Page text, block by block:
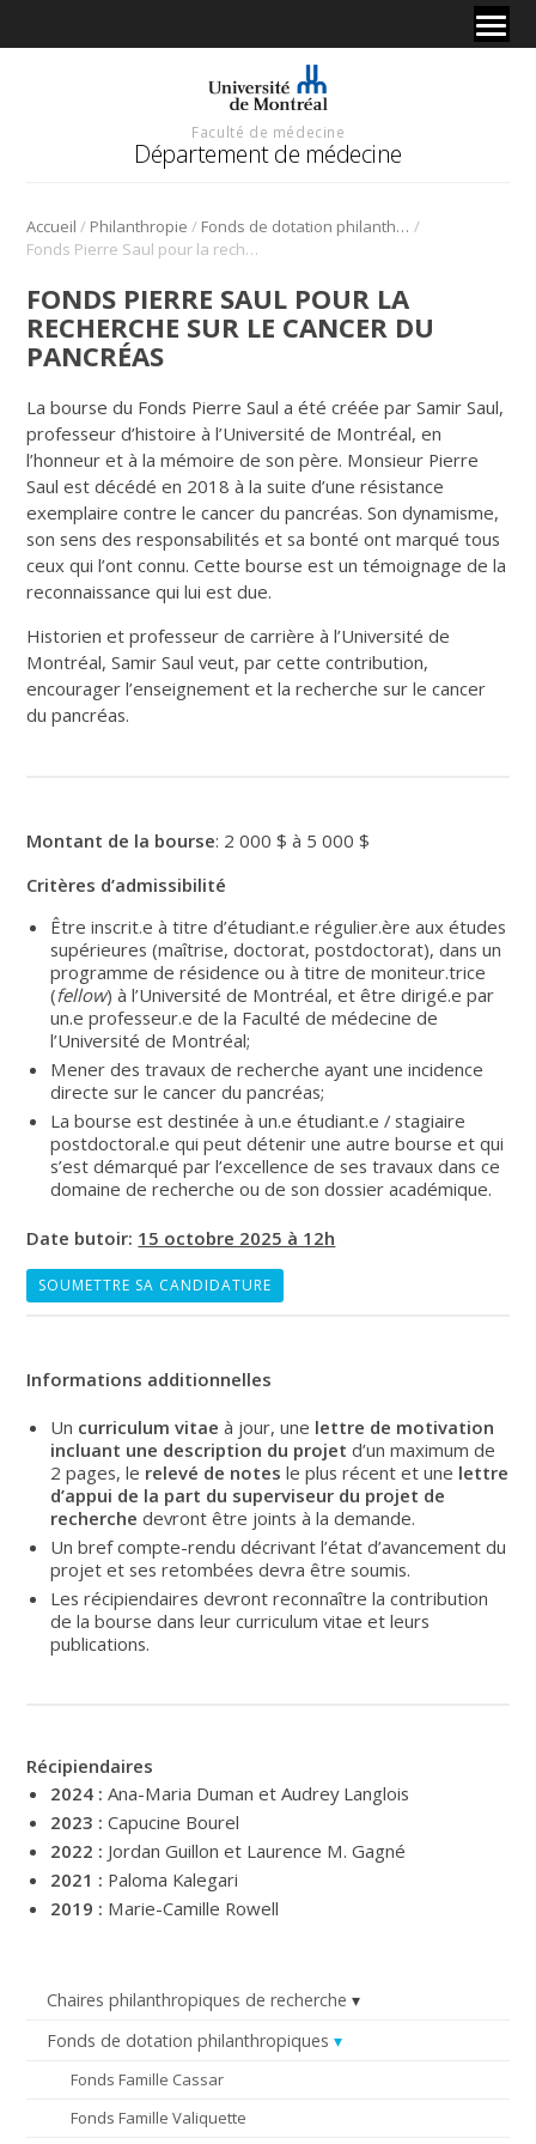
Faculté de médecine
Département de médecine
Accueil / Philanthropie / Fonds de dotation philanthropiques /
Fonds Pierre Saul pour la recherche sur le cancer du pancréas
Chaires philanthropiques de recherche
Fonds de dotation philanthropiques
Fonds Famille Cassar
Fonds Famille Valiquette
FONDS PIERRE SAUL POUR LA
RECHERCHE SUR LE CANCER DU
PANCRÉAS
La bourse du Fonds Pierre Saul a été créée par Samir Saul,
professeur d’histoire à l’Université de Montréal, en
l’honneur et à la mémoire de son père. Monsieur Pierre
Saul est décédé en 2018 à la suite d’une résistance
exemplaire contre le cancer du pancréas. Son dynamisme,
son sens des responsabilités et sa bonté ont marqué tous
ceux qui l’ont connu. Cette bourse est un témoignage de la
reconnaissance qui lui est due.
Historien et professeur de carrière à l’Université de
Montréal, Samir Saul veut, par cette contribution,
encourager l’enseignement et la recherche sur le cancer
du pancréas.
Montant de la bourse: 2 000 $ à 5 000 $
Critères d’admissibilité
Être inscrit.e à titre d’étudiant.e régulier.ère aux études
supérieures (maîtrise, doctorat, postdoctorat), dans un
programme de résidence ou à titre de moniteur.trice
(fellow) à l’Université de Montréal, et être dirigé.e par
un.e professeur.e de la Faculté de médecine de
l’Université de Montréal;
Mener des travaux de recherche ayant une incidence
directe sur le cancer du pancréas;
La bourse est destinée à un.e étudiant.e / stagiaire
postdoctoral.e qui peut détenir une autre bourse et qui
s’est démarqué par l’excellence de ses travaux dans ce
domaine de recherche ou de son dossier académique.
Date butoir: 15 octobre 2025 à 12h
SOUMETTRE SA CANDIDATURE
Informations additionnelles
Un curriculum vitae à jour, une lettre de motivation
incluant une description du projet d’un maximum de
2 pages, le relevé de notes le plus récent et une lettre
d’appui de la part du superviseur du projet de
recherche devront être joints à la demande.
Un bref compte-rendu décrivant l’état d’avancement du
projet et ses retombées devra être soumis.
Les récipiendaires devront reconnaître la contribution
de la bourse dans leur curriculum vitae et leurs
publications.
Récipiendaires
2024 : Ana-Maria Duman et Audrey Langlois
2023 : Capucine Bourel
2022 : Jordan Guillon et Laurence M. Gagné
2021 : Paloma Kalegari
2019 : Marie-Camille Rowell